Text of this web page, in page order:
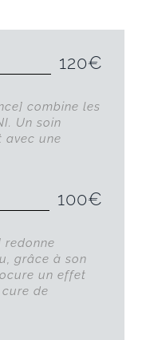
120€
combine les
Un soin
avec une
100€
redonne
grâce à son
un effet
de